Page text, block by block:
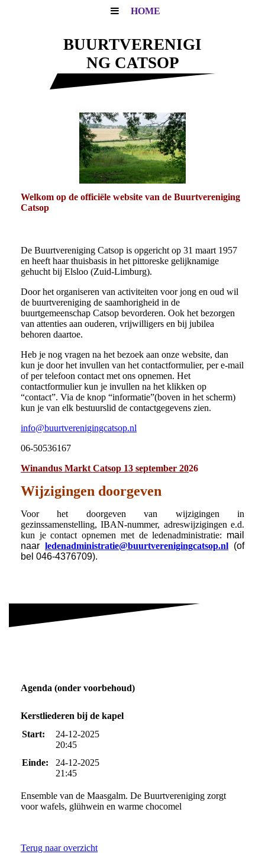
HOME
BUURTVERENIGI
NG CATSOP
Welkom op de officiële website van de Buurtvereniging
Catsop
De Buurtvereniging Catsop is opgericht op 31 maart 1957
en heeft haar thuisbasis in het pittoreske gelijknamige
gehucht bij Elsloo (Zuid-Limburg).
Door het organiseren van activiteiten voor jong en oud wil
de buurtvereniging de saamhorigheid in de
buurtgemeenschap Catsop bevorderen. Ook het bezorgen
van attenties aan ouderen, vrijwilligers en bij jubilea
behoren daartoe.
Heb je nog vragen na het bezoek aan onze website, dan
kun je door het invullen van het contactformulier, per e-mail
of per telefoon contact met ons opnemen. Het
contactformulier kun je invullen na het klikken op
“contact”. Via de knop “informatie”(boven in het scherm)
kun je van elk bestuurslid de contactgegevens zien.
info@buurtverenigingcatsop.nl
06-50536167
Winandus Markt Catsop 13 september 2026
Wijzigingen doorgeven
Voor het doorgeven van wijzigingen in
gezinssamenstelling, IBAN-nummer, adreswijzigingen e.d.
kun je contact opnemen met de ledenadministratie: mail
naar ledenadministratie@buurtverenigingcatsop.nl (of
bel 046-4376709).
Agenda (onder voorbehoud)
Kerstliederen bij de kapel
Start:
24-12-2025
20:45
Einde:
24-12-2025
21:45
Ensemble van de Maasgalm. De Buurtvereniging zorgt
voor wafels, glühwein en warme chocomel
Terug naar overzicht